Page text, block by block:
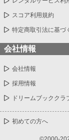
スコア利用規約
特定商取引法に基づ
会社情報
会社情報
採用情報
ドリームブッククラ
初めての方へ